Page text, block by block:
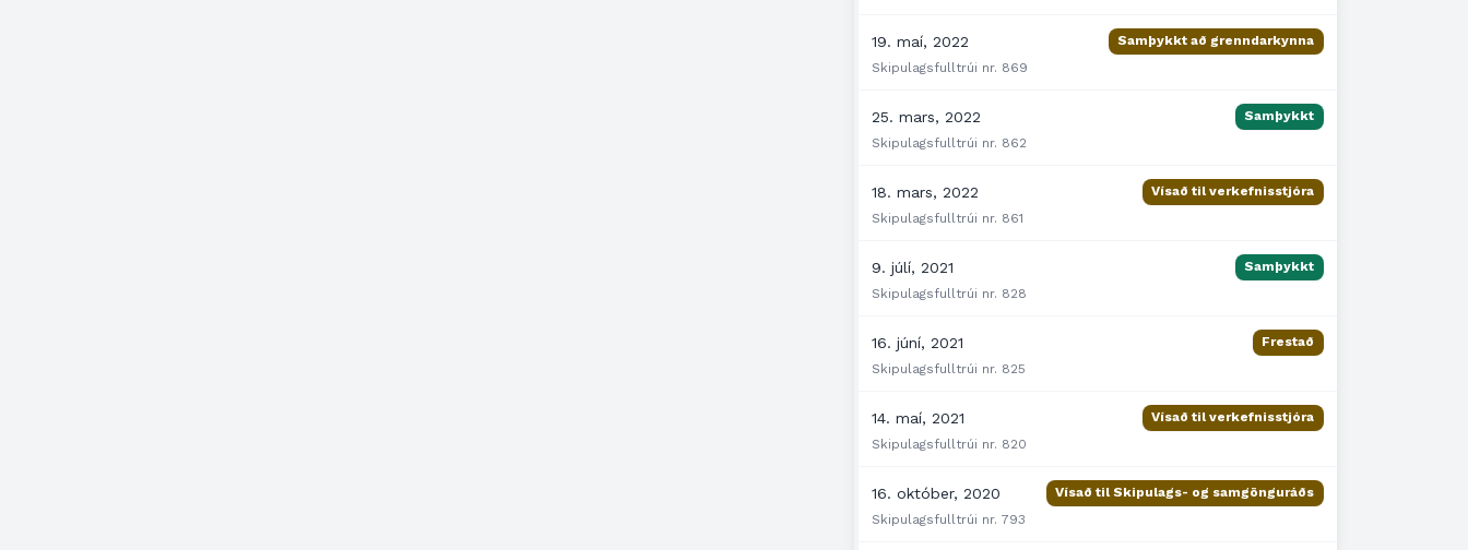
19. maí, 2022
Samþykkt að grenndarkynna
Skipulagsfulltrúi nr. 869
25. mars, 2022
Samþykkt
Skipulagsfulltrúi nr. 862
18. mars, 2022
Vísað til verkefnisstjóra
Skipulagsfulltrúi nr. 861
9. júlí, 2021
Samþykkt
Skipulagsfulltrúi nr. 828
16. júní, 2021
Frestað
Skipulagsfulltrúi nr. 825
14. maí, 2021
Vísað til verkefnisstjóra
Skipulagsfulltrúi nr. 820
16. október, 2020
Vísað til Skipulags- og samgönguráðs
Skipulagsfulltrúi nr. 793